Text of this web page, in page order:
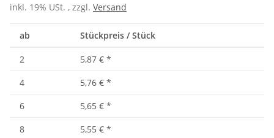
inkl. 19% USt. , zzgl. Versand
ab Stückpreis / Stück
2 5,87 € *
4
5,76 € *
6
5,65 € *
8
5,55 € *